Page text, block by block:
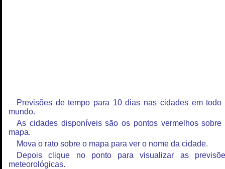
Previsões de tempo para 10 dias nas cidades em todo
mundo.
As cidades disponíveis são os pontos vermelhos sobre
mapa.
Mova o rato sobre o mapa para ver o nome da cidade.
Depois clique no ponto para visualizar as
meteorológicas.